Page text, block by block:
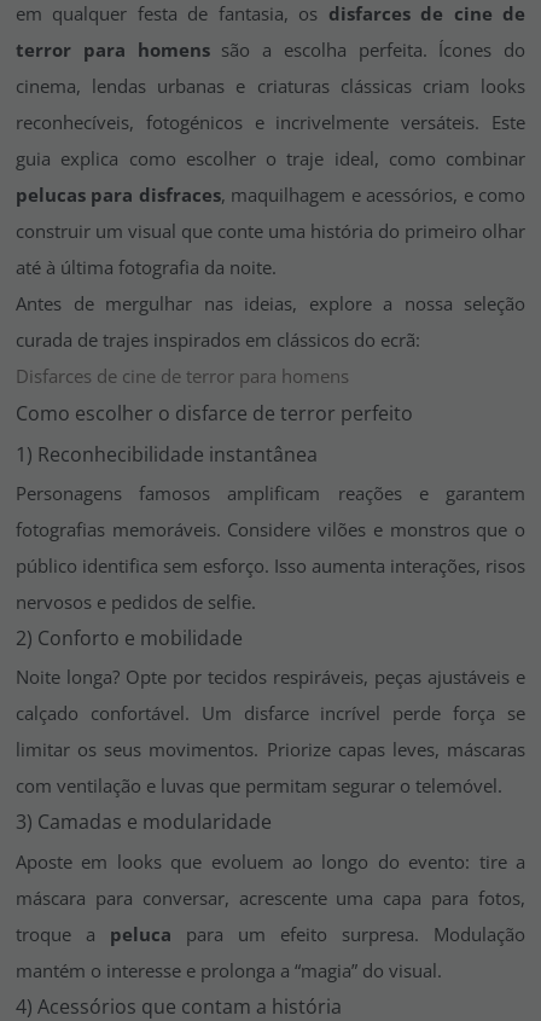
em qualquer festa de fantasia, os disfarces de cine de
terror para homenssão a escolha perfeita. Ícones do
cinema, lendas urbanas e criaturas clássicas criam looks
reconhecíveis, fotogénicos e incrivelmente versáteis. Este
guia explica como escolher o traje ideal, como combinar
pelucas para disfraces, maquilhagem e acessórios, e como
construir um visual que conte uma história do primeiro olhar
até à última fotografia da noite.
Antes de mergulhar nas ideias, explore a nossa seleção
curada de trajes inspirados em clássicos do ecrã:
Disfarces de cine de terror para homens
Como escolher o disfarce de terror perfeito
1) Reconhecibilidade instantânea
Personagens famosos amplificam reações e garantem
fotografias memoráveis. Considere vilões e monstros que o
público identifica sem esforço. Isso aumenta interações, risos
nervosos e pedidos de selfie.
2) Conforto e mobilidade
Noite longa? Opte por tecidos respiráveis, peças ajustáveis e
calçado confortável. Um disfarce incrível perde força se
limitar os seus movimentos. Priorize capas leves, máscaras
com ventilação e luvas que permitam segurar o telemóvel.
3) Camadas e modularidade
Aposte em looks que evoluem ao longo do evento: tire a
máscara para conversar, acrescente uma capa para fotos,
troque a peluca para um efeito surpresa. Modulação
mantém o interesse e prolonga a “magia” do visual.
4) Acessórios que contam a história